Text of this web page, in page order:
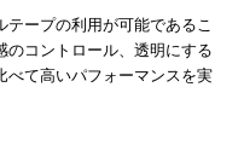
ープの利用が可能であるこ
のコントロール、透明にする
べて高いパフォーマンスを実